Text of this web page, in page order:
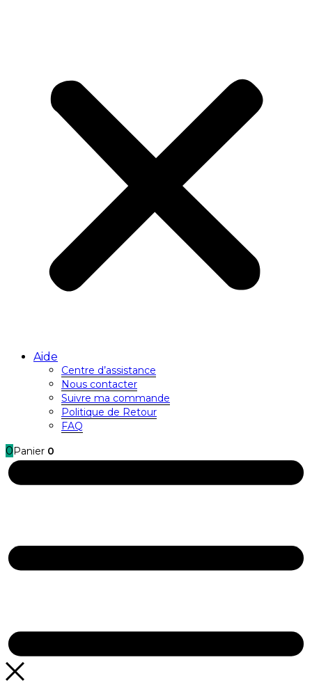
Aide
Centre d’assistance
Nous contacter
Suivre ma commande
Politique de Retour
FAQ
0 Panier 0